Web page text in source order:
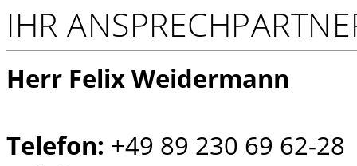
IHR
Herr Felix Weidermann
Telefon: +49 89 230 69 62-28